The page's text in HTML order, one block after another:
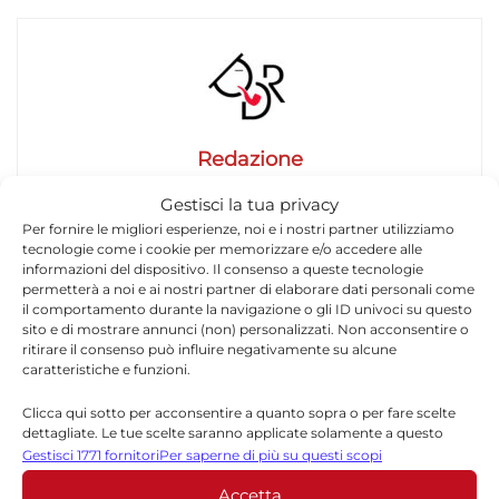
Gestisci la tua privacy
Per fornire le migliori esperienze, noi e i nostri partner utilizziamo
tecnologie come i cookie per memorizzare e/o accedere alle
informazioni del dispositivo. Il consenso a queste tecnologie
permetterà a noi e ai nostri partner di elaborare dati personali come
il comportamento durante la navigazione o gli ID univoci su questo
sito e di mostrare annunci (non) personalizzati. Non acconsentire o
ritirare il consenso può influire negativamente su alcune
caratteristiche e funzioni.
Clicca qui sotto per acconsentire a quanto sopra o per fare scelte
dettagliate. Le tue scelte saranno applicate solamente a questo
sito. È possibile modificare le impostazioni in qualsiasi momento,
compreso il ritiro del consenso, utilizzando i pulsanti della Cookie
Policy o cliccando sul pulsante di gestione del consenso nella parte
Gestisci 1771 fornitoriPer saperne di più su questi scopi
Accetta
Redazione
La redazione di Quotidianodiragusa.it è composta
da giornalisti, collaboratori e professionisti
dell’informazione che ogni giorno lavorano per
offrire notizie, approfondimenti e contenuti
accurati dedicati alla Sicilia, all’attualità, alla
politica, alla cronaca, alla cultura e allo sport. Un
team dinamico e indipendente che garantisce
qualità, tempestività e affidabilità.